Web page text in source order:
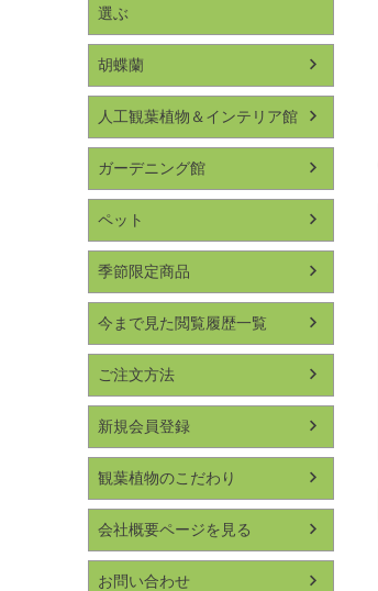
選ぶ
胡蝶蘭
人工観葉植物＆インテリア館
ガーデニング館
ペット
季節限定商品
今まで見た閲覧履歴一覧
ご注文方法
新規会員登録
観葉植物のこだわり
会社概要ページを見る
お問い合わせ